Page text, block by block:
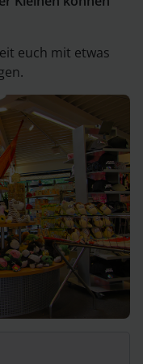
euch mit etwas